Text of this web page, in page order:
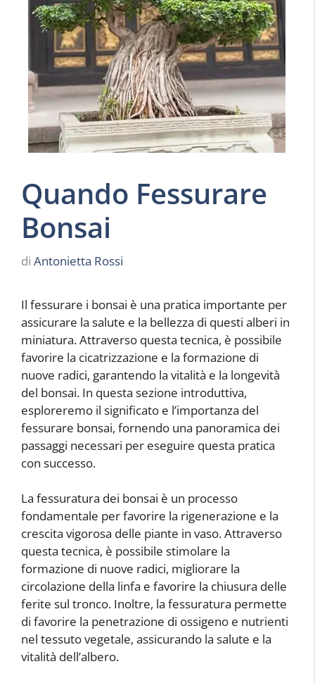
Quando Fessurare
Bonsai
di Antonietta Rossi
Il fessurare i bonsai è una pratica importante per
assicurare la salute e la bellezza di questi alberi in
miniatura. Attraverso questa tecnica, è possibile
favorire la cicatrizzazione e la formazione di
nuove radici, garantendo la vitalità e la longevità
del bonsai. In questa sezione introduttiva,
esploreremo il significato e l’importanza del
fessurare bonsai, fornendo una panoramica dei
passaggi necessari per eseguire questa pratica
con successo.
La fessuratura dei bonsai è un processo
fondamentale per favorire la rigenerazione e la
crescita vigorosa delle piante in vaso. Attraverso
questa tecnica, è possibile stimolare la
formazione di nuove radici, migliorare la
circolazione della linfa e favorire la chiusura delle
ferite sul tronco. Inoltre, la fessuratura permette
di favorire la penetrazione di ossigeno e nutrienti
nel tessuto vegetale, assicurando la salute e la
vitalità dell’albero.